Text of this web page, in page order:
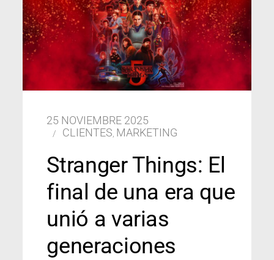
25 NOVIEMBRE 2025
CLIENTES, MARKETING
Stranger Things: El
final de una era que
unió a varias
generaciones